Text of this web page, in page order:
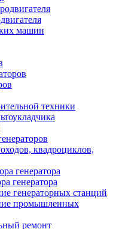
машин
техники
квадроциклов,
генератора
генератора
генераторных станций
промышленных
ремонт